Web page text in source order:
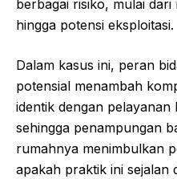
berbagai risiko, mulai
hingga potensi eksploitasi.
Dalam kasus ini, peran
potensial menambah
identik dengan
sehingga penampungan
rumahnya menimbulkan
apakah praktik ini sejalan